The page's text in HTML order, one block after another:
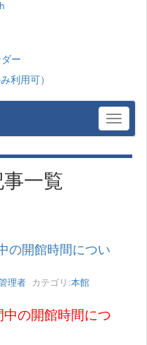
ー
利用可）
一覧
の開館時間につい
理者 カテゴリ:本館
の開館時間につ